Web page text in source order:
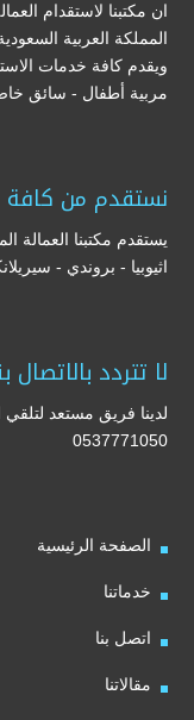
ان مكتبنا لاستقدام
المملكة العربية
ويقدم كافة خدمات
مربية أطفال - سائق
نستقدم من كافة
يستقدم مكتبنا العمالة
اثيوبيا - بروندي -
لا تتردد بالاتصال
لدينا فريق مستعد
0537771050
الصفحة الرئيسية
خدماتنا
اتصل بنا
مقالاتنا